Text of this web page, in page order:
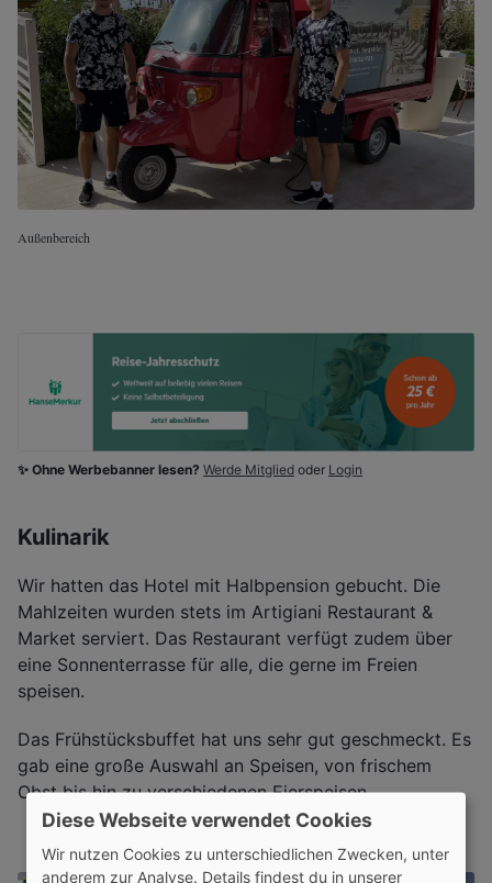
Außenbereich
✨ Ohne Werbebanner lesen? Werde Mitglied oder Login
Kulinarik
Wir hatten das Hotel mit Halbpension gebucht. Die
Mahlzeiten wurden stets im Artigiani Restaurant &
Market serviert. Das Restaurant verfügt zudem über
eine Sonnenterrasse für alle, die gerne im Freien
speisen.
Das Frühstücksbuffet hat uns sehr gut geschmeckt. Es
gab eine große Auswahl an Speisen, von frischem
Obst bis hin zu verschiedenen Eierspeisen.
Diese Webseite verwendet Cookies
Wir nutzen Cookies zu unterschiedlichen Zwecken, unter
anderem zur Analyse. Details findest du in unserer